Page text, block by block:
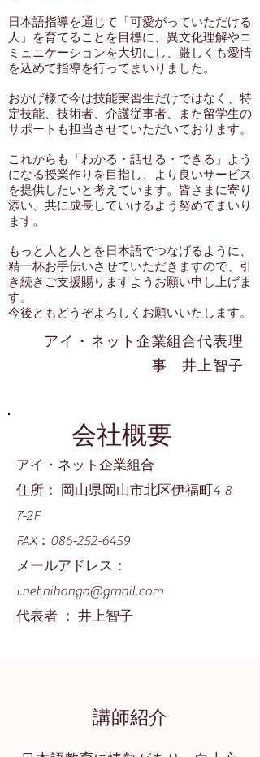
日本語指導を通じて「可愛がっていただける
人」を育てることを目標に、異文化理解やコ
ミュニケーションを大切にし、厳しくも愛情
を込めて指導を行ってまいりました。
おかげ様で今は技能実習生だけではなく、特
定技能、技術者、介護従事者、また留学生の
サポートも担当させていただいております。
これからも「わかる・話せる・できる」よう
になる授業作りを目指し、より良いサービス
を提供したいと考えています。皆さまに寄り
添い、共に成長していけるよう努めてまいり
ます。
もっと人と人とを日本語でつなげるように、
精一杯お手伝いさせていただきますので、引
き続きご支援賜りますようお願い申し上げま
す。
今後ともどうぞよろしくお願いいたします。
アイ・ネット企業組合代表理
事 井上智子
会社概要
アイ・ネット企業組合
​住所： 岡山県岡山市北区伊福町4-8-
7-2F
FAX：086-252-6459
メールアドレス：
i.net.nihongo@gmail.com
​代表者 ： 井上智子
講師紹介